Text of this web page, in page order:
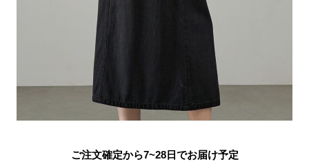
ご注文確定から7~28日でお届け予定